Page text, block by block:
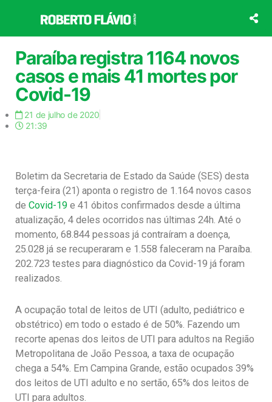
o
conteúdo
Paraíba registra 1164 novos
casos e mais 41 mortes por
Covid-19
21 de julho de 2020
21:39
Boletim da Secretaria de Estado da Saúde (SES) desta
terça-feira (21) aponta o registro de 1.164 novos casos
de Covid-19 e 41 óbitos confirmados desde a última
atualização, 4 deles ocorridos nas últimas 24h. Até o
momento, 68.844 pessoas já contraíram a doença,
25.028 já se recuperaram e 1.558 faleceram na Paraíba.
202.723 testes para diagnóstico da Covid-19 já foram
realizados.
A ocupação total de leitos de UTI (adulto, pediátrico e
obstétrico) em todo o estado é de 50%. Fazendo um
recorte apenas dos leitos de UTI para adultos na Região
Metropolitana de João Pessoa, a taxa de ocupação
chega a 54%. Em Campina Grande, estão ocupados 39%
dos leitos de UTI adulto e no sertão, 65% dos leitos de
UTI para adultos.